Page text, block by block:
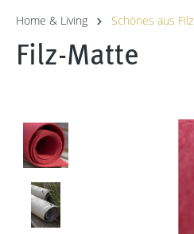
Home & Living Schönes aus Filz
Filz-Matte